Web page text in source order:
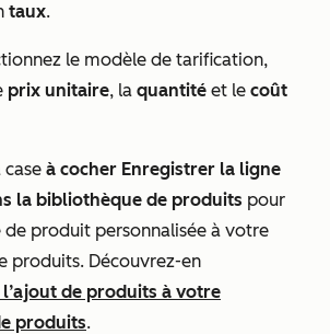
taux.
le modèle de tarification,
prix unitaire, la quantité et le coût
case à cocher Enregistrer la ligne
la bibliothèque de produits pour
produit personnalisée à votre
produits. Découvrez-en
de produits à votre
produits.